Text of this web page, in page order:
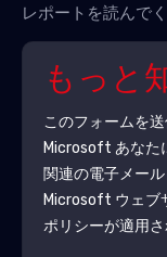
レポートを読んでく
もっと
このフォームを
Microsoft あなた
関連の電子メー
Microsoft ウェブ
ポリシーが適用さ